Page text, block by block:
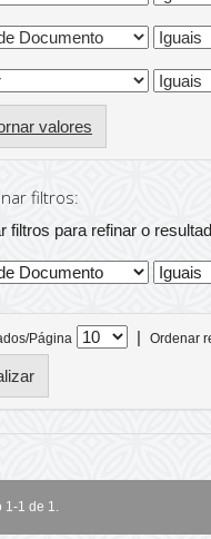
valores
filtros:
filtros para refinar o
Página | Ordenar
1-1 de 1.